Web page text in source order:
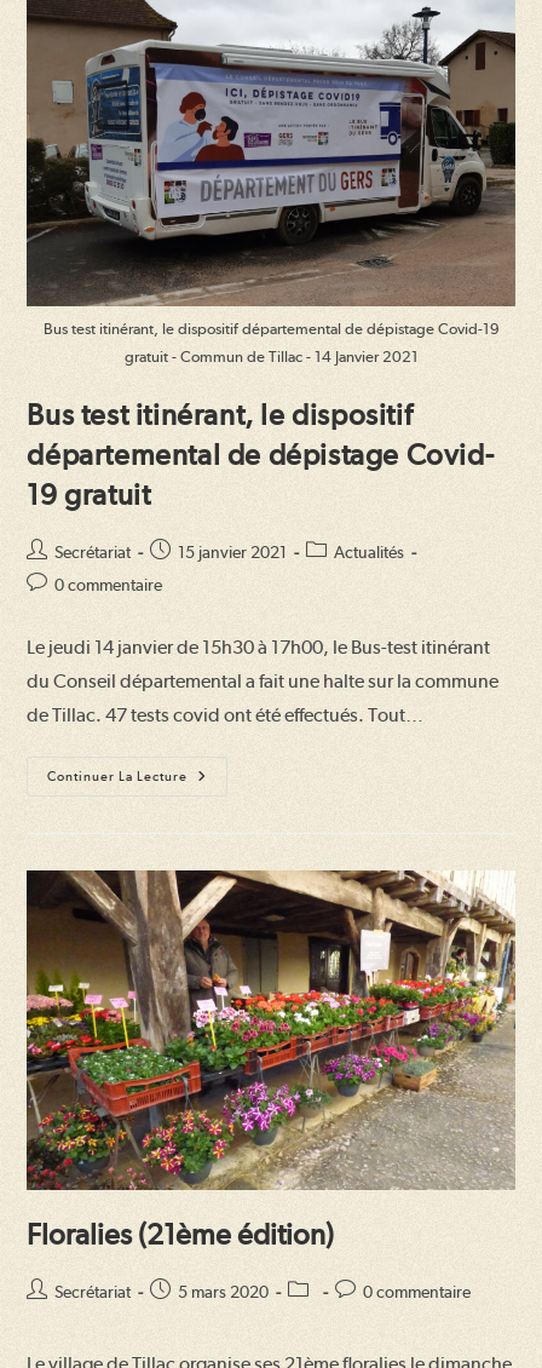
Bus test itinérant, le dispositif départemental de dépistage Covid-19
gratuit - Commun de Tillac - 14 Janvier 2021
Bus test itinérant, le dispositif
départemental de dépistage Covid-
19 gratuit
Auteur/autrice
de
Secrétariat
Publication
15 janvier 2021
PostActualités
Commentaires
publication :
0 commentaire
Le jeudi 14 janvier de 15h30 à 17h00, le Bus-test itinérant
du Conseil départemental a fait une halte sur la commune
de Tillac. 47 tests covid ont été effectués. Tout…
Continuer La Lecture
Bus
Test
De
Dépistage
Covid-
19
Gratuit
Floralies (21ème édition)
Auteur/autrice
Secrétariat
Publication
5 mars 2020
Post
Commentaires
0 commentaire